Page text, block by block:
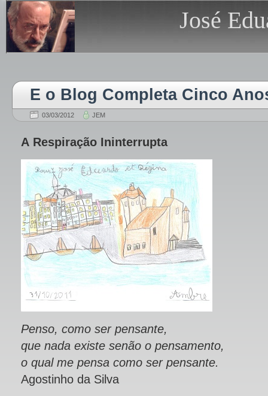
José
E o Blog Completa Cinco
03/03/2012 JEM
A Respiração Ininterrupta
Penso, como ser pensante,
que nada existe senão o pensamento,
o qual me pensa como ser pensante.
Agostinho da Silva